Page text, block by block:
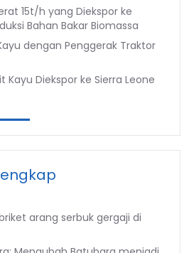
15t/h yang Diekspor ke
Bahan Bakar Biomassa
dengan Penggerak Traktor
Kayu Diekspor ke Sierra Leone
arang serbuk gergaji di